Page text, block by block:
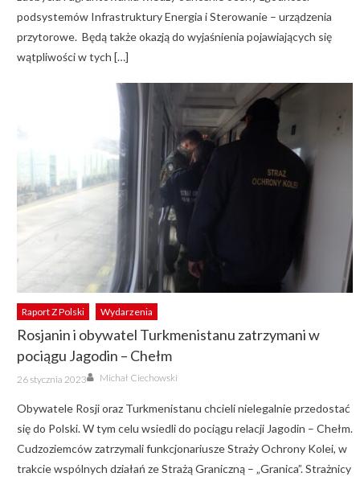
podsystemów Infrastruktury Energia i Sterowanie – urządzenia
przytorowe. Będą także okazją do wyjaśnienia pojawiających się
wątpliwości w tych […]
Raport Z Polski Wydarzenia
Rosjanin i obywatel Turkmenistanu zatrzymani w
pociągu Jagodin – Chełm
Posted
on
26 stycznia 2023 Author
Michał Ciechowski
Obywatele Rosji oraz Turkmenistanu chcieli nielegalnie przedostać
się do Polski. W tym celu wsiedli do pociągu relacji Jagodin – Chełm.
Cudzoziemców zatrzymali funkcjonariusze Straży Ochrony Kolei, w
trakcie wspólnych działań ze Strażą Graniczną – „Granica”. Strażnicy